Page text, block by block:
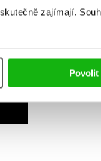
zajímají.
Povolit